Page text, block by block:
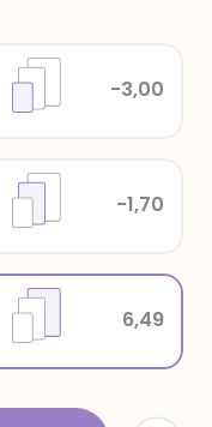
6,49
-1,70
-3,00